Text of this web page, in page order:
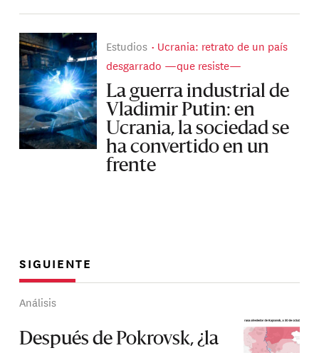
Estudios
Ucrania: retrato de un país
desgarrado —que resiste—
La guerra industrial de
Vladimir Putin: en
Ucrania, la sociedad se
ha convertido en un
frente
SIGUIENTE
Análisis
Después de Pokrovsk, ¿la